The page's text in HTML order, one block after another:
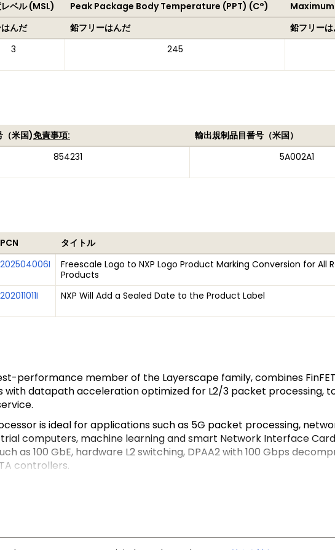
ベル (MSL) Peak Package Body Temperature (PPT) (C°)
んだ
鉛フリーはんだ
鉛フリー
3 245
（米国)免責事項: 輸出規制品目番号（米国）
854231 5A002A1
PCN
タイトル
202504006I
Freescale Logo to NXP Logo Product Marking Conversion for All
Products
202011011I NXP Will Add a Sealed Date to the Product Label
performance member of the Layerscape family, combines
with datapath acceleration optimized for L2/3 packet processing,
is ideal for applications such as 5G packet processing,
computers, machine learning and smart Network Interface
as 100 GbE, hardware L2 switching, DPAA2 with 100 Gbps
controllers.
computing performance with a powerful packet offload
in one device, with low-speed peripherals such as sensors